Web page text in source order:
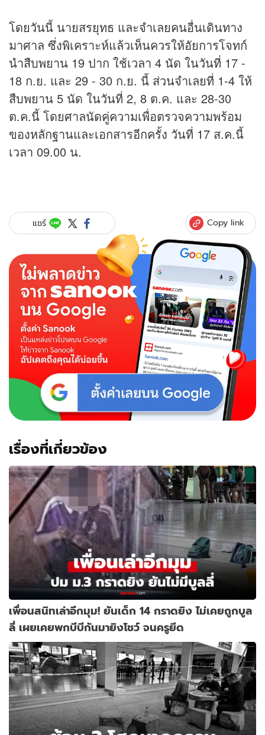
โดยวันนี้ นายสรยุทธ และจำเลยคนอื่นเดินทาง
มาศาล ซึ่งพิเคราะห์แล้วเห็นควรให้อัยการโจทก์
นำสืบพยาน 19 ปาก ใช้เวลา 4 นัด ในวันที่ 17 -
18 ก.ย. และ 29 - 30 ก.ย. นี้ ส่วนจำเลยที่ 1-4 ให้
สืบพยาน 5 นัด ในวันที่ 2, 8 ต.ค. และ 28-30
ต.ค.นี้ โดยศาลนัดคู่ความเพื่อตรวจความพร้อม
ของหลักฐานและเอกสารอีกครั้ง วันที่ 17 ส.ค.นี้
เวลา 09.00 น.
แชร์ Copy link
เรื่องที่เกี่ยวข้อง
เพื่อนสนิทเล่าอีกมุม! ยันเด็ก 14 กราดยิง ไม่เคยถูกบูล
ลี่ เผยเคยพกบีบีกันมายิงโชว์ จนครูยึด